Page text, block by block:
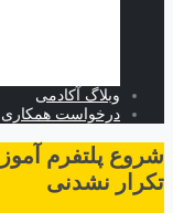
وبلاگ آکادمی
درخواست همکاری
شروع پلتفرم
تکرار نشدنی